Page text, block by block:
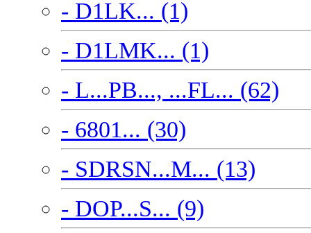
- D1LK... (1)
- D1LMK... (1)
- L...PB..., ...FL... (62)
- 6801... (30)
- SDRSN...M... (13)
- DOP...S... (9)